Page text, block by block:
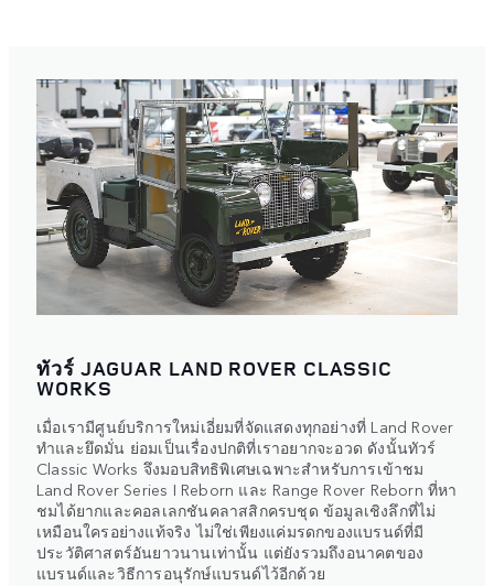
ทัวร์ JAGUAR LAND ROVER CLASSIC
WORKS
เมื่อเรามีศูนย์บริการใหม่เอี่ยมที่จัดแสดงทุกอย่างที่ Land Rover
ทำและยึดมั่น ย่อมเป็นเรื่องปกติที่เราอยากจะอวด ดังนั้นทัวร์
Classic Works จึงมอบสิทธิพิเศษเฉพาะสำหรับการเข้าชม
Land Rover Series I Reborn และ Range Rover Reborn ที่หา
ชมได้ยากและคอลเลกชันคลาสสิกครบชุด ข้อมูลเชิงลึกที่ไม่
เหมือนใครอย่างแท้จริง ไม่ใช่เพียงแค่มรดกของแบรนด์ที่มี
ประวัติศาสตร์อันยาวนานเท่านั้น แต่ยังรวมถึงอนาคตของ
แบรนด์และวิธีการอนุรักษ์แบรนด์ไว้อีกด้วย